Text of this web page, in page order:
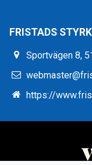
FRISTADS
Sportvägen 8,
https://